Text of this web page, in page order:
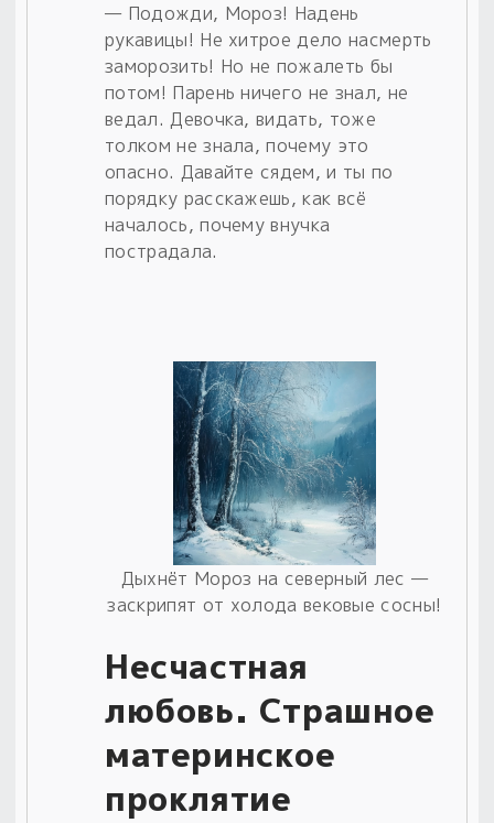
— Подожди, Мороз! Надень
рукавицы! Не хитрое дело насмерть
заморозить! Но не пожалеть бы
потом! Парень ничего не знал, не
ведал. Девочка, видать, тоже
толком не знала, почему это
опасно. Давайте сядем, и ты по
порядку расскажешь, как всё
началось, почему внучка
пострадала.
Дыхнёт Мороз на северный лес —
заскрипят от холода вековые сосны!
Несчастная
любовь. Страшное
материнское
проклятие